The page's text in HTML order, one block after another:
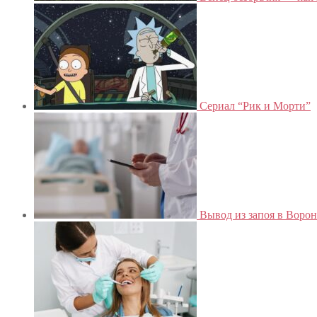
Сериал “Рик и Морти”
Вывод из запоя в